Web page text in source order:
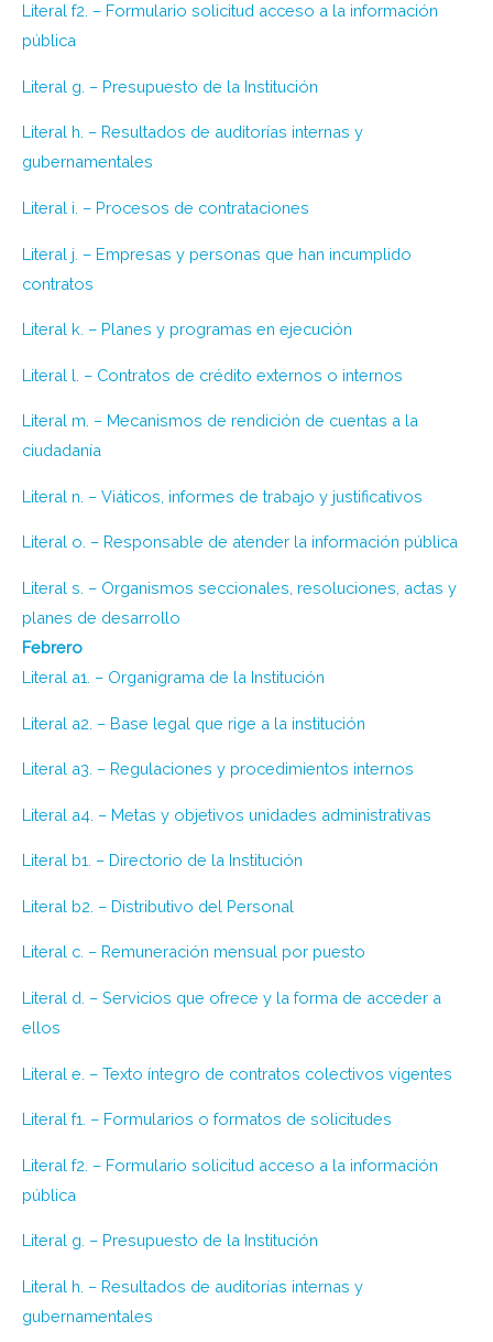
Literal f2. – Formulario solicitud acceso a la información
pública
Literal g. – Presupuesto de la Institución
Literal h. – Resultados de auditorías internas y
gubernamentales
Literal i. – Procesos de contrataciones
Literal j. – Empresas y personas que han incumplido
contratos
Literal k. – Planes y programas en ejecución
Literal l. – Contratos de crédito externos o internos
Literal m. – Mecanismos de rendición de cuentas a la
ciudadanía
Literal n. – Viáticos, informes de trabajo y justificativos
Literal o. – Responsable de atender la información pública
Literal s. – Organismos seccionales, resoluciones, actas y
planes de desarrollo
Febrero
Literal a1. – Organigrama de la Institución
Literal a2. – Base legal que rige a la institución
Literal a3. – Regulaciones y procedimientos internos
Literal a4. – Metas y objetivos unidades administrativas
Literal b1. – Directorio de la Institución
Literal b2. – Distributivo del Personal
Literal c. – Remuneración mensual por puesto
Literal d. – Servicios que ofrece y la forma de acceder a
ellos
Literal e. – Texto íntegro de contratos colectivos vigentes
Literal f1. – Formularios o formatos de solicitudes
Literal f2. – Formulario solicitud acceso a la información
pública
Literal g. – Presupuesto de la Institución
Literal h. – Resultados de auditorías internas y
gubernamentales